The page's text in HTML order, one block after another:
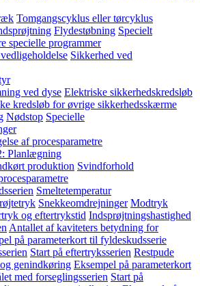
Tomgangscyklus eller tørcyklus
Flydestøbning Specielt
specielle programmer
Sikkerhed ved
ved dyse Elektriske sikkerhedskredsløb
kredsløb for øvrige sikkerhedsskærme
Nødstop Specielle
af procesparametre
Planlægning
produktion Svindforhold
Smeltetemperatur
Snekkeomdrejninger Modtryk
og eftertrykstid Indsprøjtningshastighed
Antallet af kaviteters betydning for
på parameterkort til fyldeskudsserie
Start på eftertryksserien Restpude
genindkøring Eksempel på parameterkort
med forseglingsserien Start på